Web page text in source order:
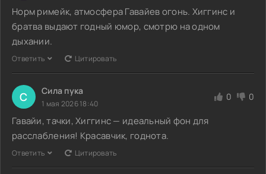
Норм римейк, атмосфера Гавайев огонь. Хиггинс и
братва выдают годный юмор, смотрю на одном
дыхании.
Ответить Цитировать
С Сила пука
1 мая 2026 18:40
0 0
Гавайи, тачки, Хиггинс — идеальный фон для
расслабления! Красавчик, годнота.
Ответить Цитировать